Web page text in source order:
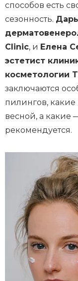
способов есть
сезонность.
Clinic, и Елена
эстетист
косметологии
заключаются
пилингов,
весной, а какие
рекомендуется.